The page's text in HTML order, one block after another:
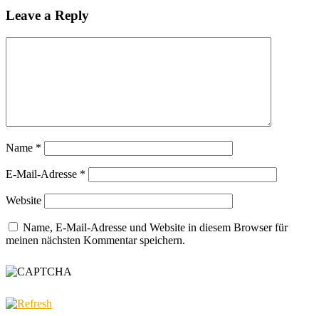
Leave a Reply
Name *
E-Mail-Adresse *
Website
Name, E-Mail-Adresse und Website in diesem Browser für
meinen nächsten Kommentar speichern.